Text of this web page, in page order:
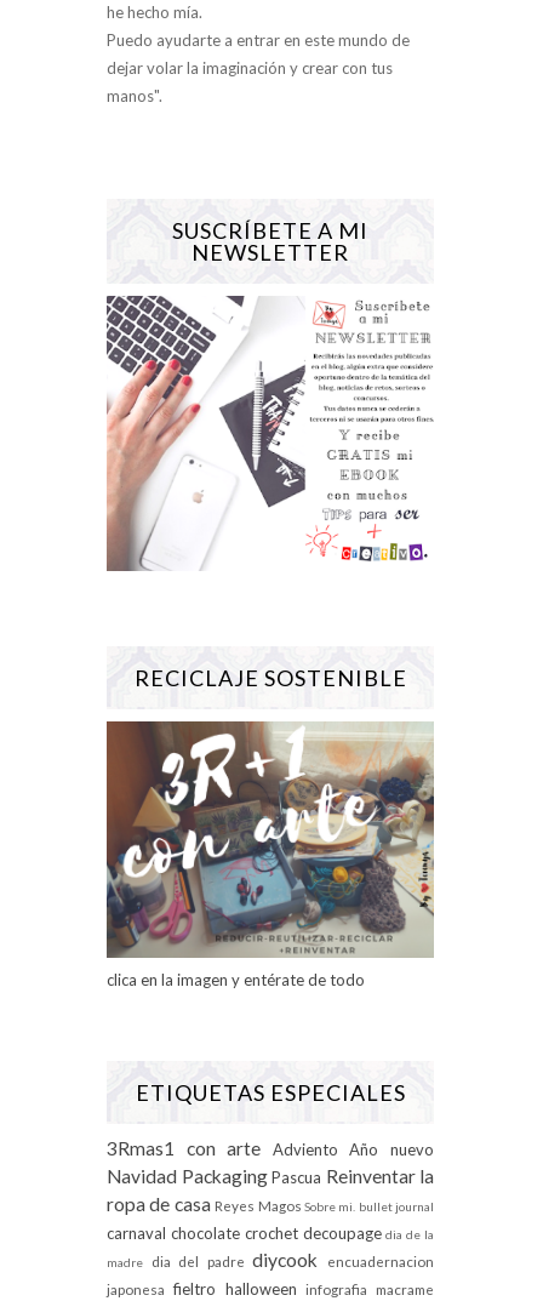
he hecho mía.
Puedo ayudarte a entrar en este mundo de
dejar volar la imaginación y crear con tus
manos".
SUSCRÍBETE A MI
NEWSLETTER
RECICLAJE SOSTENIBLE
clica en la imagen y entérate de todo
ETIQUETAS ESPECIALES
3Rmas1 con arte Adviento Año nuevo
Navidad Packaging Pascua Reinventar la
ropa de casa Reyes Magos Sobre mi. bullet journal
carnaval chocolate crochet decoupage dia de la
madre
dia del padre diycook
encuadernacion
japonesa fieltro halloween infografia macrame